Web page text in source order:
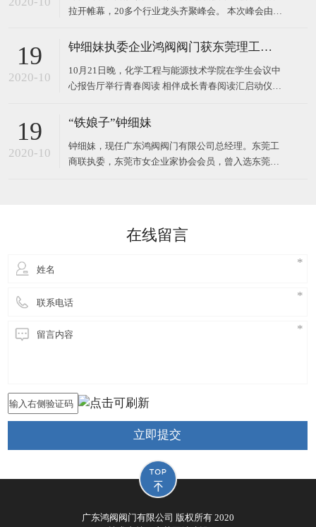
员、班主任
拉开帷幕，20多个行业龙头齐聚峰会。 本次峰会由广
司作为主办方，以高新技术对接，最新技术产品，超
用，共同将环
19
2020-10
钟细妹执委企业鸿阀阀门获东莞理工学院校长马宏伟亲赠牌匾
10月21日晚，化学工程与能源技术学院在学生会议中
心报告厅举行青春阅读 相伴成长青春阅读汇启动仪
妹，与东莞理工学院党委副书记、校长马宏伟，化能
处长廖文波出席本场仪式。化能学院各支部书记、政
治辅导员、班
19
2020-10
“铁娘子”钟细妹
钟细妹，现任广东鸿阀阀门有限公司总经理。东莞工
商联执委，东莞市女企业家协会会员，曾入选东莞报
在线留言
立即提交
广东鸿阀阀门有限公司 版权所有 2020